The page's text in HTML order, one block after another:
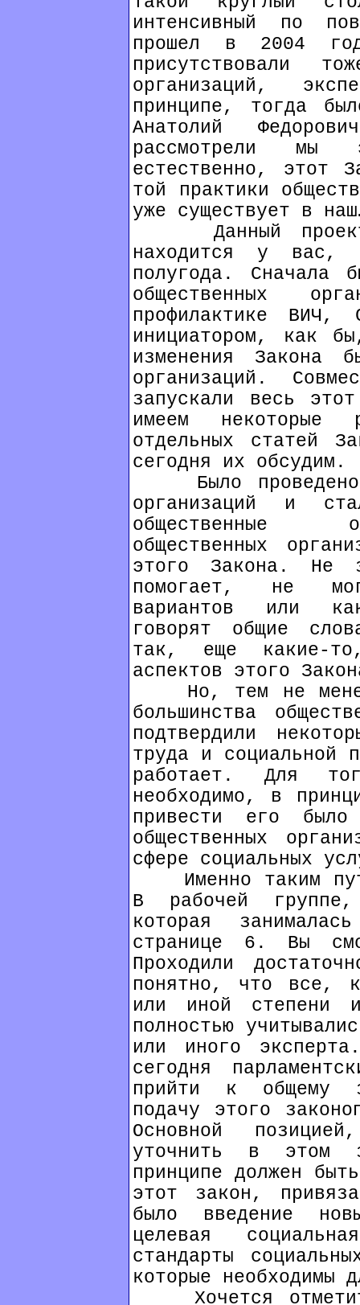
интенсивный по
прошел в 2004
присутствовали
организаций,
принципе, тогда
Анатолий
рассмотрели
естественно, этот
той практики
уже существует в
Данный проект
находится у вас,
полугода. Сначала
общественных
профилактике ВИЧ,
инициатором, как
изменения Закона
организаций.
запускали весь
имеем некоторые
отдельных статей
сегодня их обсудим.
Было проведено
организаций и
общественные
общественных
этого Закона. Не
помогает, не
вариантов или
говорят общие
так, еще какие-
аспектов этого
Но, тем не
большинства
подтвердили
труда и социальной
работает. Для
необходимо, в
привести его было
общественных
сфере социальных
Именно таким
В рабочей
которая
странице 6. Вы
Проходили
понятно, что все,
или иной степени
полностью
или иного
сегодня
прийти к общему
подачу этого
Основной
уточнить в этом
принципе должен
этот закон,
было введение
целевая
стандарты
которые необходимы
Хочется